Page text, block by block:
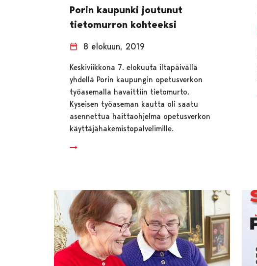
Porin kaupunki joutunut
tietomurron kohteeksi
8 elokuun, 2019
Keskiviikkona 7. elokuuta iltapäivällä
yhdellä Porin kaupungin opetusverkon
työasemalla havaittiin tietomurto.
Kyseisen työaseman kautta oli saatu
asennettua haittaohjelma opetusverkon
käyttäjähakemistopalvelimille.